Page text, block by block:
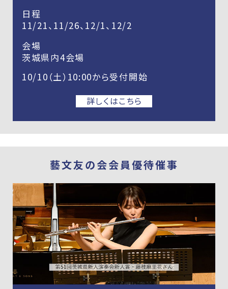
日程
11/21、11/26、12/1、12/2
会場
茨城県内4会場
10/10（土）10:00から受付開始
詳しくはこちら
藝文友の会会員優待催事